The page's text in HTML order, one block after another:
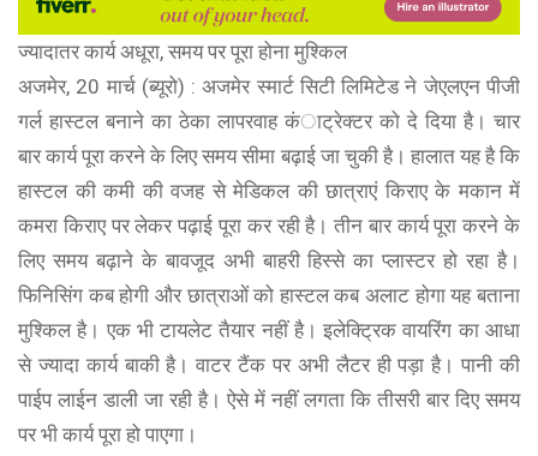
ज्यादातर कार्य अधूरा, समय पर पूरा होना मुश्किल
अजमेर, 20 मार्च (ब्यूरो) : अजमेर स्मार्ट सिटी लिमिटेड ने जेएलएन पीजी
गर्ल हास्टल बनाने का ठेका लापरवाह कंाट्रेक्टर को दे दिया है। चार
बार कार्य पूरा करने के लिए समय सीमा बढ़ाई जा चुकी है। हालात यह है कि
हास्टल की कमी की वजह से मेडिकल की छात्राएं किराए के मकान में
कमरा किराए पर लेकर पढ़ाई पूरा कर रही है। तीन बार कार्य पूरा करने के
लिए समय बढ़ाने के बावजूद अभी बाहरी हिस्से का प्लास्टर हो रहा है।
फिनिसिंग कब होगी और छात्राओं को हास्टल कब अलाट होगा यह बताना
मुश्किल है। एक भी टायलेट तैयार नहीं है। इलेक्ट्रिक वायरिंग का आधा
से ज्यादा कार्य बाकी है। वाटर टैंक पर अभी लैटर ही पड़ा है। पानी की
पाईप लाईन डाली जा रही है। ऐसे में नहीं लगता कि तीसरी बार दिए समय
पर भी कार्य पूरा हो पाएगा।